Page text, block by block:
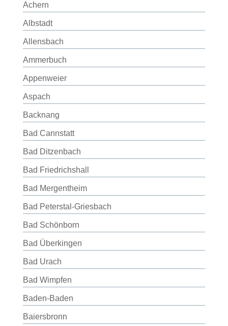
Achern
Albstadt
Allensbach
Ammerbuch
Appenweier
Aspach
Backnang
Bad Cannstatt
Bad Ditzenbach
Bad Friedrichshall
Bad Mergentheim
Bad Peterstal-Griesbach
Bad Schönborn
Bad Überkingen
Bad Urach
Bad Wimpfen
Baden-Baden
Baiersbronn